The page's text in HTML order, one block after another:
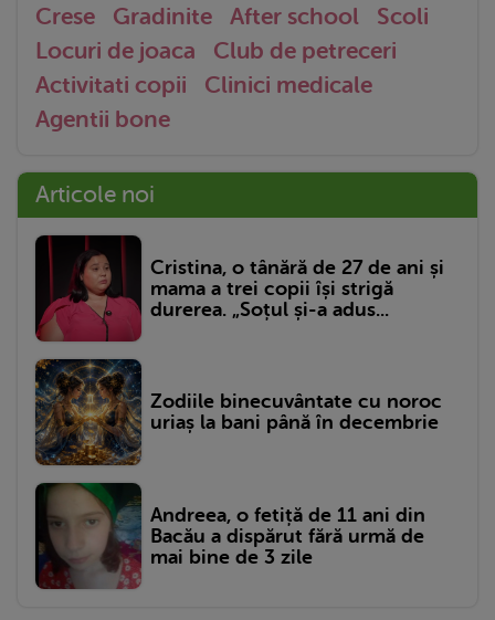
Crese Gradinite After school
Scoli
Locuri de joaca
Club de petreceri
Activitati copii
Clinici medicale
Agentii bone
Articole noi
Cristina, o tânără de 27 de ani și
mama a trei copii își strigă
durerea. „Soțul și-a adus...
Zodiile binecuvântate cu noroc
uriaș la bani până în decembrie
Andreea, o fetiță de 11 ani din
Bacău a dispărut fără urmă de
mai bine de 3 zile